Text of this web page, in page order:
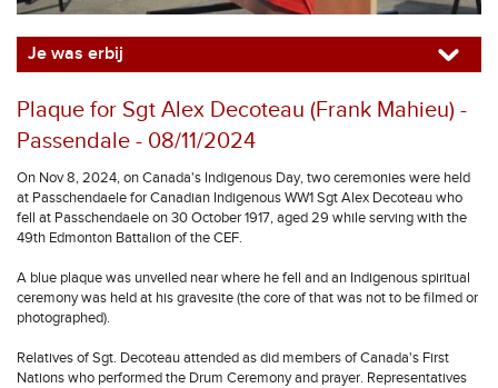
Je was erbij
Plaque for Sgt Alex Decoteau (Frank Mahieu) -
Passendale - 08/11/2024
On Nov 8, 2024, on Canada's Indigenous Day, two ceremonies were held
at Passchendaele for Canadian Indigenous WW1 Sgt Alex Decoteau who
fell at Passchendaele on 30 October 1917, aged 29 while serving with the
49th Edmonton Battalion of the CEF.
A blue plaque was unveiled near where he fell and an Indigenous spiritual
ceremony was held at his gravesite (the core of that was not to be filmed or
photographed).
Relatives of Sgt. Decoteau attended as did members of Canada's First
Nations who performed the Drum Ceremony and prayer. Representatives